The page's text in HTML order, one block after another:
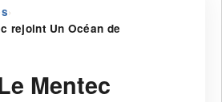
›
rejoint Un Océan de
Mentec